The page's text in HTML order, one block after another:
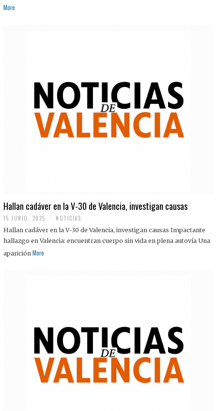
More
Hallan cadáver en la V-30 de Valencia, investigan causas
15 JUNIO, 2025 NOTICIAS
Hallan cadáver en la V-30 de Valencia, investigan causas Impactante
hallazgo en Valencia: encuentran cuerpo sin vida en plena autovía Una
aparición More